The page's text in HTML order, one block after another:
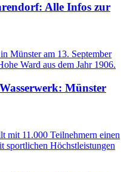
Alle Infos zur
Münster